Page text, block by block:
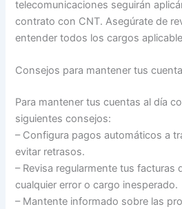
telecomunicaciones seguirán
contrato con CNT. Asegúrate de
entender todos los cargos
Consejos para mantener tus
Para mantener tus cuentas al día
siguientes consejos:
– Configura pagos automáticos a
evitar retrasos.
– Revisa regularmente tus facturas
cualquier error o cargo inesperado.
– Mantente informado sobre las